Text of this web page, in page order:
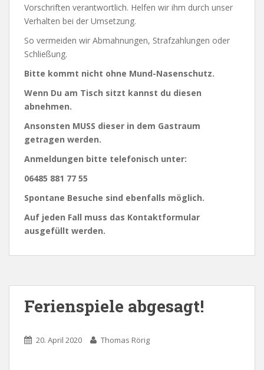
Vorschriften verantwortlich. Helfen wir ihm durch unser
Verhalten bei der Umsetzung.
So vermeiden wir Abmahnungen, Strafzahlungen oder
Schließung.
Bitte kommt nicht ohne Mund-Nasenschutz.
Wenn Du am Tisch sitzt kannst du diesen
abnehmen.
Ansonsten MUSS dieser in dem Gastraum
getragen werden.
Anmeldungen bitte telefonisch unter:
06485 881 77 55
Spontane Besuche sind ebenfalls möglich.
Auf jeden Fall muss das Kontaktformular
ausgefüllt werden.
Ferienspiele abgesagt!
20. April 2020 Thomas Rörig